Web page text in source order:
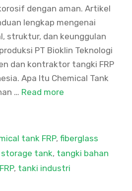
dengan aman. Artikel
lengkap mengenai
struktur, dan keunggulan
PT Bioklin Teknologi
dan kontraktor tangki FRP
Apa Itu Chemical Tank
… Read more
tank FRP,fiberglass
storage tank, tangki bahan
, tanki industri